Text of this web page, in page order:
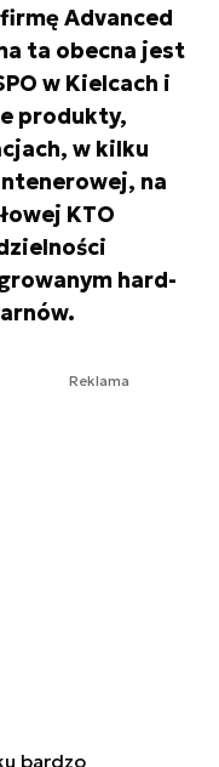
Advanced
ta obecna jest
w Kielcach i
produkty,
w kilku
na
KTO
hard-
Reklama
bardzo